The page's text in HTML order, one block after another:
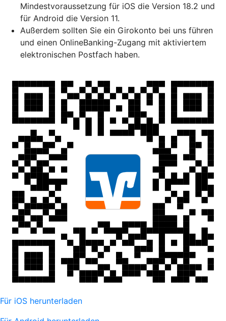
Mindestvoraussetzung für iOS die Version 18.2 und
für Android die Version 11.
Außerdem sollten Sie ein Girokonto bei uns führen
und einen OnlineBanking-Zugang mit aktiviertem
elektronischen Postfach haben.
Für iOS herunterladen